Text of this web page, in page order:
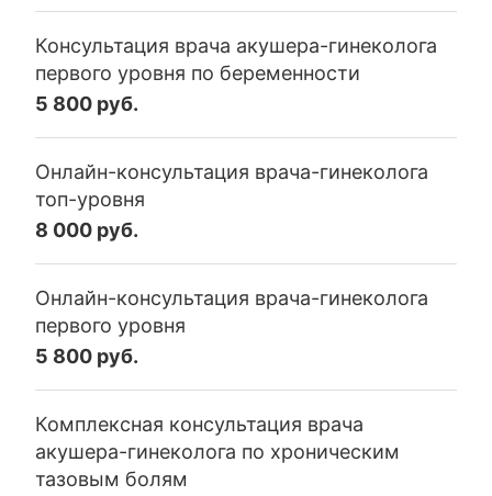
Консультация врача акушера-гинеколога
первого уровня по беременности
5 800 руб.
Онлайн-консультация врача-гинеколога
топ-уровня
8 000 руб.
Онлайн-консультация врача-гинеколога
первого уровня
5 800 руб.
Комплексная консультация врача
акушера-гинеколога по хроническим
тазовым болям